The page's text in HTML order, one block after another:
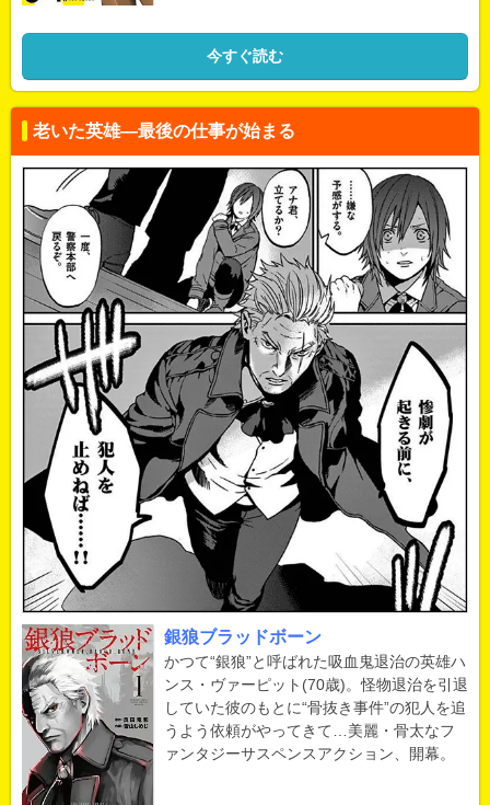
今すぐ読む
老いた英雄―最後の仕事が始まる
銀狼ブラッドボーン
かつて“銀狼”と呼ばれた吸血鬼退治の英雄ハ
ンス・ヴァーピット(70歳)。怪物退治を引退
していた彼のもとに“骨抜き事件”の犯人を追
うよう依頼がやってきて…美麗・骨太なフ
ァンタジーサスペンスアクション、開幕。